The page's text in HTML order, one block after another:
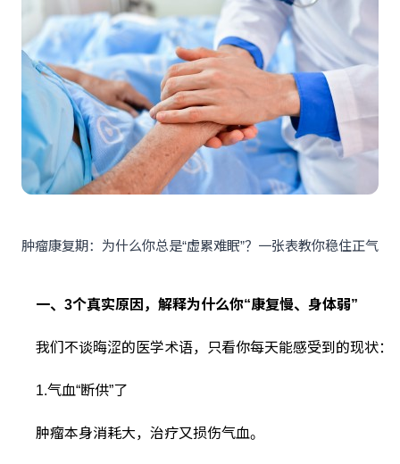
肿瘤康复期：为什么你总是“虚累难眠”？一张表教你稳住正气
一、3个真实原因，解释为什么你“康复慢、身体弱”
我们不谈晦涩的医学术语，只看你每天能感受到的现状：
1.气血“断供”了
肿瘤本身消耗大，治疗又损伤气血。